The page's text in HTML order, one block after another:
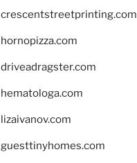
crescentstreetprinting.com
hornopizza.com
driveadragster.com
hematologa.com
lizaivanov.com
guesttinyhomes.com